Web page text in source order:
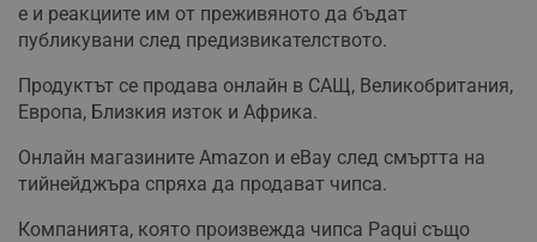
е и реакциите им от преживяното да бъдат
публикувани след предизвикателството.
Продуктът се продава онлайн в САЩ, Великобритания,
Европа, Близкия изток и Африка.
Онлайн магазините Amazon и eBay след смъртта на
тийнейджъра спряха да продават чипса.
Компанията, която произвежда чипса Paqui също